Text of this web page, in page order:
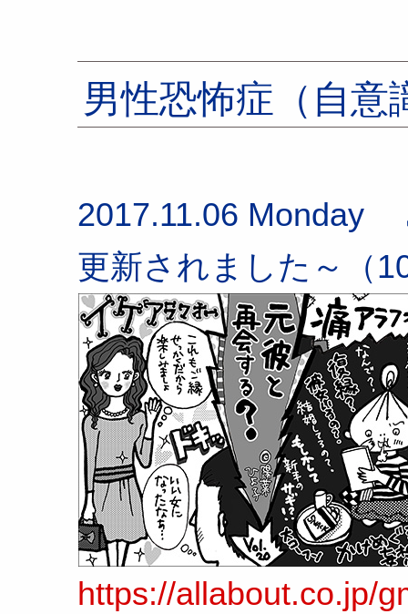
男性恐怖症（自意
2017.11.06 Monday
更新されました～（
https://allabout.co.jp/